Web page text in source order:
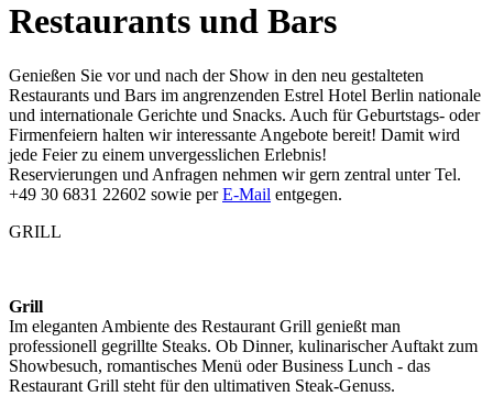
Restaurants und Bars
Genießen Sie vor und nach der Show in den neu gestalteten
Restaurants und Bars im angrenzenden Estrel Hotel Berlin nationale
und internationale Gerichte und Snacks. Auch für Geburtstags- oder
Firmenfeiern halten wir interessante Angebote bereit! Damit wird
jede Feier zu einem unvergesslichen Erlebnis!
Reservierungen und Anfragen nehmen wir gern zentral unter Tel.
+49 30 6831 22602 sowie perE-Mail entgegen.
GRILL
Grill
Im eleganten Ambiente des Restaurant Grill genießt man
professionell gegrillte Steaks. Ob Dinner, kulinarischer Auftakt zum
Showbesuch, romantisches Menü oder Business Lunch - das
Restaurant Grill steht für den ultimativen Steak-Genuss.